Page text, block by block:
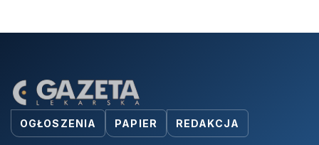
OGŁOSZENIA PAPIER REDAKCJA